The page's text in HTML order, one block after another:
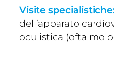
Visite specialistiche:
dell’apparato
oculistica